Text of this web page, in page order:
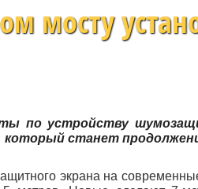
мосту
по устройству
станет
экрана на